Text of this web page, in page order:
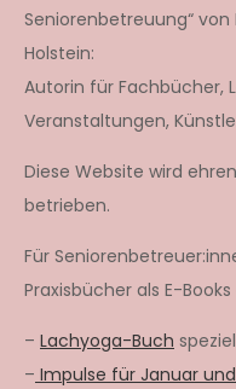
Seniorenbetreuung“
Holstein:
Autorin für Fachbücher,
Veranstaltungen,
Diese Website wird
betrieben.
Für
Praxisbücher als E-Books
– Lachyoga-Buch
– Impulse für Januar